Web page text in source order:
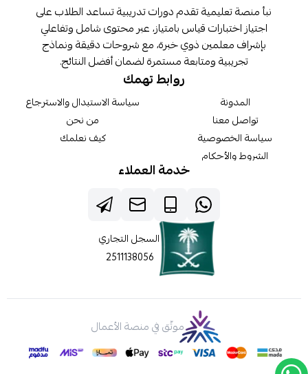
نبأ منصة تعليمية تقدم دورات تدريبية تساعد الطلاب على
اجتياز اختبارات قياس بامتياز، عبر محتوى شامل وتفاعلي
بإشراف معلمين ذوي خبرة، مع شروحات دقيقة ونماذج
تجريبية ومتابعة مستمرة لضمان أفضل النتائج.
روابط تهمك
المدونة
تواصل معنا
سياسة الخصوصية
الشروط والأحكام
سياسة الاستبدال والاسترجاع
من نحن
كيف نعلمك
خدمة العملاء
السجل التجاري
2511138056
موثّق في منصة الأعمال